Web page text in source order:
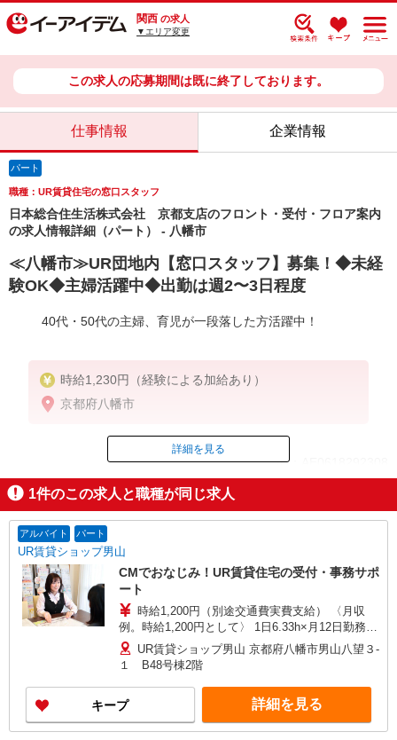
関西 の求人
▼エリア変更
この求人の応募期間は既に終了しております。
仕事情報 企業情報
パート
職種：UR賃貸住宅の窓口スタッフ
日本総合住生活株式会社 京都支店のフロント・受付・フロア案内
の求人情報詳細（パート） - 八幡市
≪八幡市≫UR団地内【窓口スタッフ】募集！◆未経
験OK◆主婦活躍中◆出勤は週2〜3日程度
40代・50代の主婦、育児が一段落した方活躍中！
時給1,230円（経験による加給あり）
京都府八幡市
ID：AE0618292308
掲載期間終了
詳細を見る
1件のこの求人と職種が同じ求人
アルバイト パート
UR賃貸ショップ男山
CMでおなじみ！UR賃貸住宅の受付・事務サポ
ート
時給1,200円（別途交通費実費支給） 〈月収
例。時給1,200円として〉 1日6.33h×月12日勤務の
場合 91,152円 ※別途交通費 ★少ない日数で効率
よく稼げますよ◎
UR賃貸ショップ男山 京都府八幡市男山八望３-
１ B48号棟2階
キープ 詳細を見る